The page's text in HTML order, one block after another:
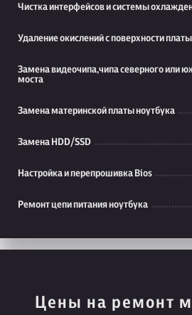
Чистка интерфейсов и системы
Удаление окислений с поверхности платы
Замена видеочипа,чипа северного или
моста
Замена материнской платы ноутбука
Замена HDD/SSD
Настройка и перепрошивка Bios
Ремонт цепи питания ноутбука
Цены на ремонт